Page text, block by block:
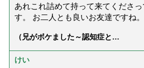
あれこれ詰めて持って来てくださ
す。 お二人とも良いお友達ですね。
（兄がボケました～認知症と介
達』が届きました」）
けい